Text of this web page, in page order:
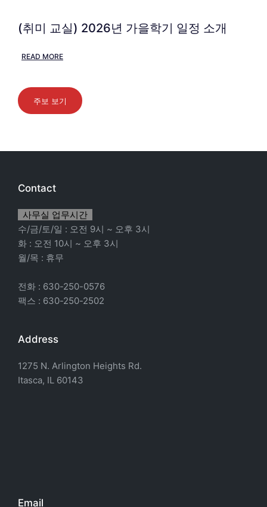
(취미 교실) 2026년 가을학기 일정 소개
READ MORE
주보 보기
Contact
사무실 업무시간
수/금/토/일 : 오전 9시 ~ 오후 3시
화 : 오전 10시 ~ 오후 3시
월/목 : 휴무
전화 : 630-250-0576
팩스 : 630-250-2502
Address
1275 N. Arlington Heights Rd.
Itasca, IL 60143
Email